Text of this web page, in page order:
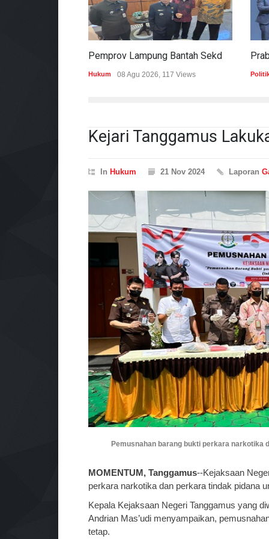
Hukum 08 Agu 2026, 117 Views
Kejari Tanggamus
In Hukum 21 Nov 2024 Laporan
Pemusnahan barang bukti perkara narkotika
MOMENTUM, Tanggamus--Kejaksaan
perkara narkotika dan perkara tindak pidana
Kepala Kejaksaan Negeri Tanggamus yang
Andrian Mas’udi menyampaikan,
tetap.